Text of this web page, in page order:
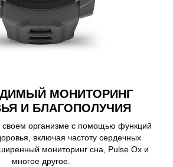
МОНИТОРИНГ
И БЛАГОПОЛУЧИЯ
своем организме с помощью функций
включая частоту сердечных
мониторинг сна, Pulse Ox и
многое другое.